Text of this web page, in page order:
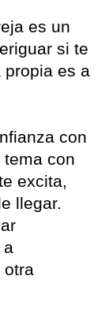
es un
si te
propia es a
con
con
excita,
llegar.
a
otra